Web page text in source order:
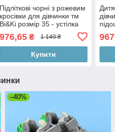
Підліткові чорні з рожевим
кросівки для дівчинки тм
Bi&Ki розмір 35 - устілка
976,65₴ 1 149 ₴
Купити
–40%